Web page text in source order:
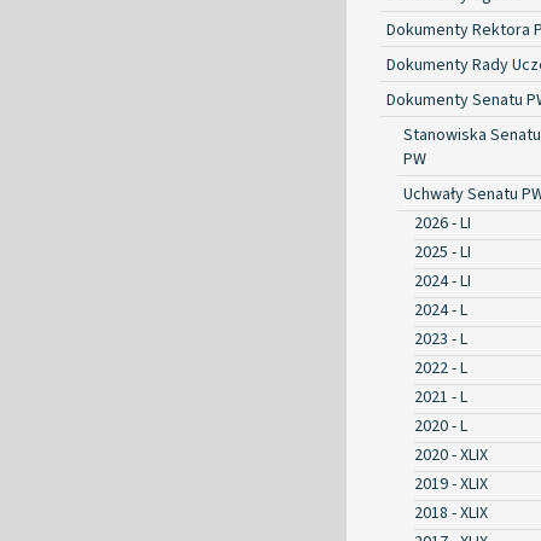
Dokumenty Rektora
Dokumenty Rady
Dokumenty Senatu
Stanowiska Senatu
PW
Uchwały Senatu
2026 - LI
2025 - LI
2024 - LI
2024 - L
2023 - L
2022 - L
2021 - L
2020 - L
2020 - XLIX
2019 - XLIX
2018 - XLIX